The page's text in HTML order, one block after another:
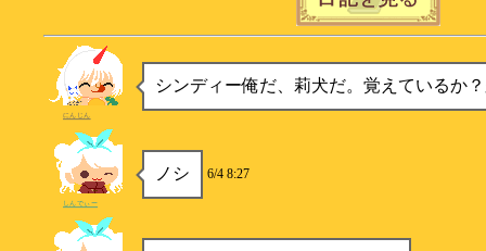
シンディー俺だ、莉犬だ。覚えているか
にんじん
ノシ 6/4 8:27
しんでぃー